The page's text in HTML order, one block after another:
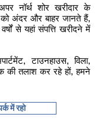
नॉर्थ शोर खरीदार के
को अंदर और बाहर जानते हैं,
से यहां संपत्ति खरीदने में
टाउनहाउस, विला,
की तलाश कर रहे हों, हमने
में रहो